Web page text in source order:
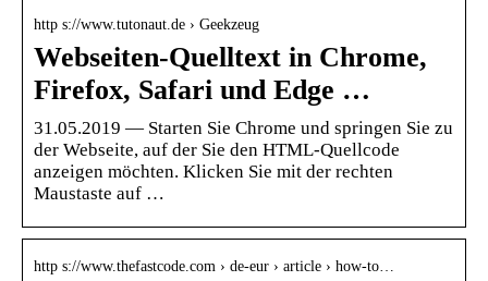
http s://www.tutonaut.de › Geekzeug
Webseiten-Quelltext in Chrome,
Firefox, Safari und Edge …
31.05.2019 — Starten Sie Chrome und springen Sie zu
der Webseite, auf der Sie den HTML-Quellcode
anzeigen möchten. Klicken Sie mit der rechten
Maustaste auf …
http s://www.thefastcode.com › de-eur › article › how-to…